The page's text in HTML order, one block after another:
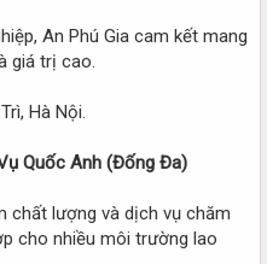
An Phú Gia cam kết mang
giá trị cao.
Hà Nội.
Quốc Anh (Đống Đa)
chất lượng và dịch vụ chăm
cho nhiều môi trường lao